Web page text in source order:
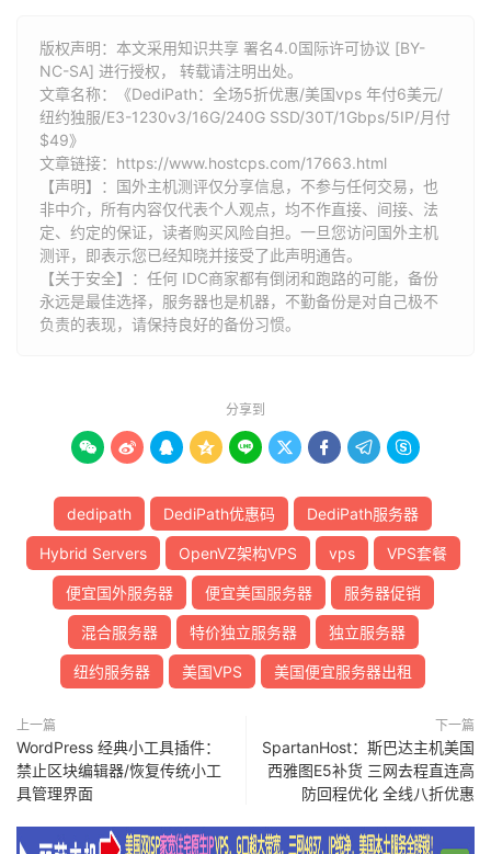
版权声明：本文采用知识共享 署名4.0国际许可协议 [BY-
NC-SA] 进行授权， 转载请注明出处。
文章名称：《DediPath：全场5折优惠/美国vps 年付6美元/
纽约独服/E3-1230v3/16G/240G SSD/30T/1Gbps/5IP/月付
$49》
文章链接： https://www.hostcps.com/17663.html
【声明】：国外主机测评仅分享信息，不参与任何交易，也
非中介，所有内容仅代表个人观点，均不作直接、间接、法
定、约定的保证，读者购买风险自担。一旦您访问国外主机
测评，即表示您已经知晓并接受了此声明通告。
【关于安全】：任何 IDC商家都有倒闭和跑路的可能，备份
永远是最佳选择，服务器也是机器，不勤备份是对自己极不
负责的表现，请保持良好的备份习惯。
分享到
        
dedipath DediPath优惠码 DediPath服务器
Hybrid Servers OpenVZ架构VPS vps VPS套餐
便宜国外服务器 便宜美国服务器 服务器促销
混合服务器 特价独立服务器 独立服务器
纽约服务器 美国VPS 美国便宜服务器出租
上一篇
WordPress 经典小工具插件：
禁止区块编辑器/恢复传统小工
具管理界面
下一篇
SpartanHost：斯巴达主机美国
西雅图E5补货 三网去程直连高
防回程优化 全线八折优惠